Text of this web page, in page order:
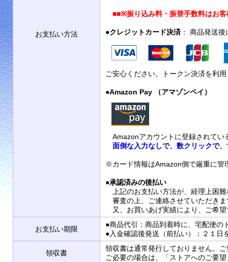
お支払い方法
■■※振り込み料・振替手数料はお
●クレジットカード決済 ： 商品発送
ご安心ください。トークン決済を利
●Amazon Pay （アマゾンペイ）
Amazonアカウントに登録されてい
面倒な入力なしで、数クリックで
※カード情報はAmazon側で厳重に管
●承認済みの後払い
上記のお支払い方法が、経理上困
審査の上、ご連絡させていただきま
又、お買いあげ実績により、ご希
お支払い期限
●商品代引：商品到着時に、宅配便の
●入金確認後発送（前払い）：２１日
領収書
領収書は通常発行しておりません。
ご必要の場合は、「ストアへのご要